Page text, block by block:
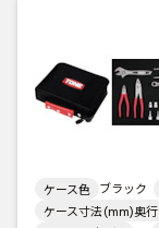
ケース色 ブラック
ケース寸法(mm)奥行